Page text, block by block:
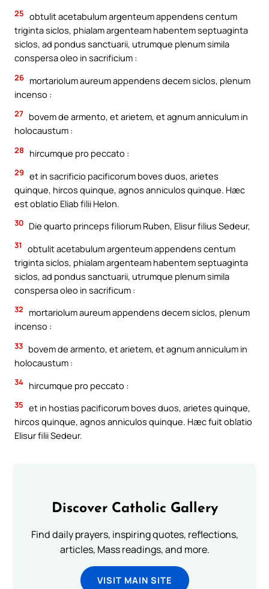
25 obtulit acetabulum argenteum appendens centum
triginta siclos, phialam argenteam habentem septuaginta
siclos, ad pondus sanctuarii, utrumque plenum simila
conspersa oleo in sacrificium :
26 mortariolum aureum appendens decem siclos, plenum
incenso :
27 bovem de armento, et arietem, et agnum anniculum in
holocaustum :
28 hircumque pro peccato :
29 et in sacrificio pacificorum boves duos, arietes
quinque, hircos quinque, agnos anniculos quinque. Hæc
est oblatio Eliab filii Helon.
30 Die quarto princeps filiorum Ruben, Elisur filius Sedeur,
31
obtulit acetabulum argenteum appendens centum
triginta siclos, phialam argenteam habentem septuaginta
siclos, ad pondus sanctuarii, utrumque plenum simila
conspersa oleo in sacrificum :
32
mortariolum aureum appendens decem siclos, plenum
incenso :
33 bovem de armento, et arietem, et agnum anniculum in
holocaustum :
34 hircumque pro peccato :
35 et in hostias pacificorum boves duos, arietes quinque,
hircos quinque, agnos anniculos quinque. Hæc fuit oblatio
Elisur filii Sedeur.
Discover Catholic Gallery
Find daily prayers, inspiring quotes, reflections,
articles, Mass readings, and more.
VISIT MAIN SITE